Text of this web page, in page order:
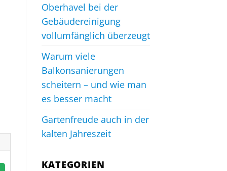
Oberhavel bei der
Gebäudereinigung
vollumfänglich überzeugt
Warum viele
Balkonsanierungen
scheitern – und wie man
es besser macht
Gartenfreude auch in der
kalten Jahreszeit
KATEGORIEN